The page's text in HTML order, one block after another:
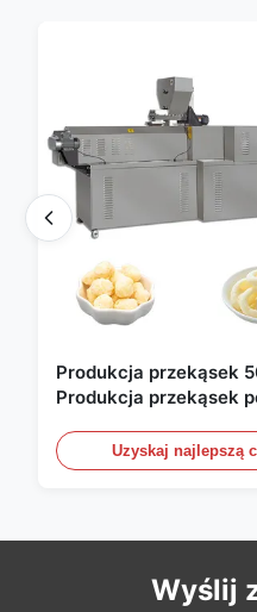
Produkcja przekąsek
Produkcja przekąsek
Uzyskaj najlepszą
Wyślij